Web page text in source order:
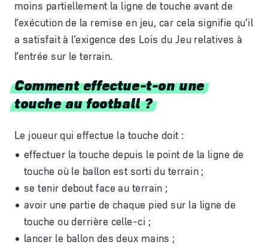
moins partiellement la ligne de touche avant de
l’exécution de la remise en jeu, car cela signifie qu’il
a satisfait à l’exigence des Lois du Jeu relatives à
l’entrée sur le terrain.
Comment effectue-t-on une
touche au football ?
Le joueur qui effectue la touche doit :
effectuer la touche depuis le point de la ligne de
touche où le ballon est sorti du terrain ;
se tenir debout face au terrain ;
avoir une partie de chaque pied sur la ligne de
touche ou derrière celle-ci ;
lancer le ballon des deux mains ;